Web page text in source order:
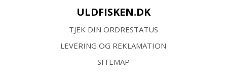
ULDFISKEN.DK
TJEK DIN ORDRESTATUS
LEVERING OG REKLAMATION
SITEMAP